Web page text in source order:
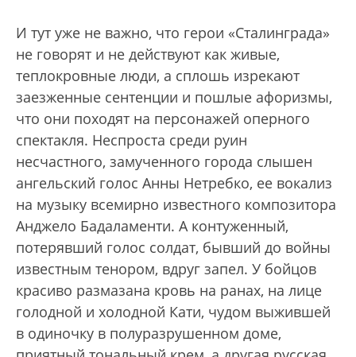
И тут уже не важно, что герои «Сталинграда»
не говорят и не действуют как живые,
теплокровные люди, а сплошь изрекают
заезженные сентенции и пошлые афоризмы,
что они походят на персонажей оперного
спектакля. Неспроста среди руин
несчастного, замученного города слышен
ангельский голос Анны Нетребко, ее вокализ
на музыку всемирно известного композитора
Анджело Бадаламенти. А контуженный,
потерявший голос солдат, бывший до войны
известным тенором, вдруг запел. У бойцов
красиво размазана кровь на ранах, на лице
голодной и холодной Кати, чудом выжившей
в одиночку в полуразрушенном доме,